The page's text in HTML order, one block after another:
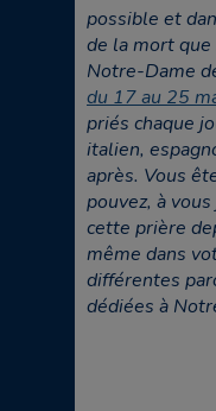
possible et
de la mort que
Notre-Dame
du 17 au 25
priés chaque
italien,
après. Vous
pouvez, à
cette prière
même dans
différentes
dédiées à